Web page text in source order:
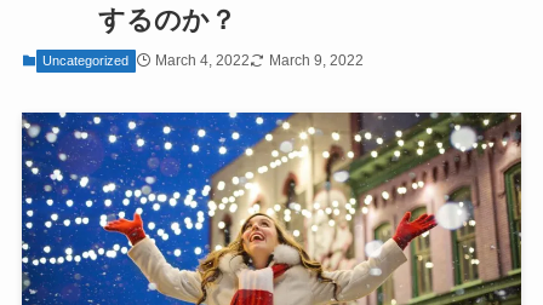
するのか？
Uncategorized March 4, 2022 March 9, 2022